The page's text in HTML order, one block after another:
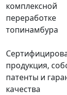
комплексной
переработке
топинамбура
продукция,
патенты и
качества